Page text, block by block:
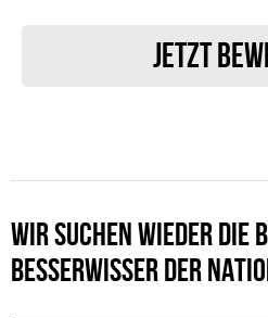
JETZT
WIR SUCHEN WIEDER DIE
BESSERWISSER DER